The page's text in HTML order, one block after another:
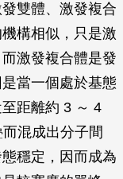
雙體、激發複合
構相似，只是激
激發複合體是發
當一個處於基態
距離約 3 ～ 4
混成出分子間
穩定，因而成為